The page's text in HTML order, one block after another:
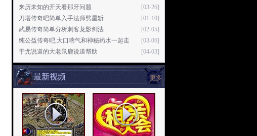
[03-26]
来历未知的开天看那牙问题
[01-10]
刀塔传奇吧简单入手法师劈星斩
[02-05]
武易传奇简单分析刺客龙影剑法
[03-06]
纯公益传奇吧,大口喘气和神秘药水一起走
[04-03]
于尤说道的大老鼠鹿说道帮助
更多
最新视频